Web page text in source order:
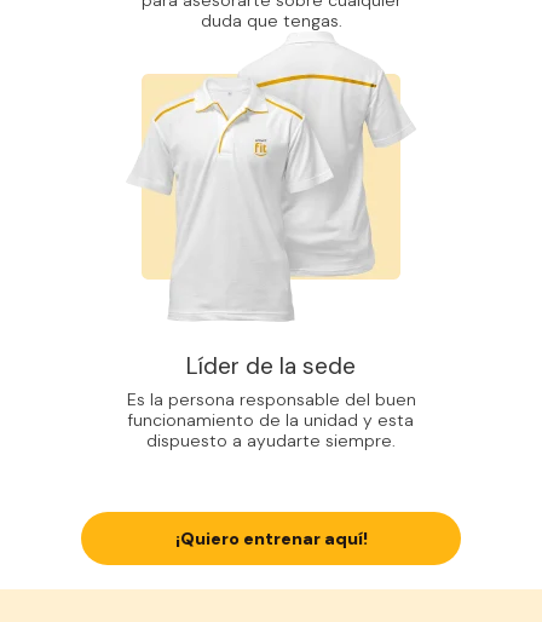
duda que tengas.
Líder de la sede
Es la persona responsable del buen
funcionamiento de la unidad y esta
dispuesto a ayudarte siempre.
¡Quiero entrenar aquí!